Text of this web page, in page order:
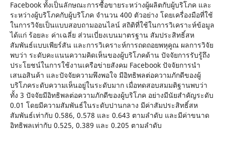
Facebook ทั้งเป็นลักษณะการซื้อขายระหว่างผู้ผลิตกับผู้บริโภค และ
ระหว่างผู้บริโภคกับผู้บริโภค จำนวน 400 ตัวอย่าง โดยเครื่องมือที่ใช้
ในการวิจัยเป็นแบบสอบถามออนไลน์ สถิติที่ใช้ในการวิเคราะห์ข้อมูล
ได้แก่ ร้อยละ ค่าเฉลี่ย ส่วนเบี่ยงเบนมาตรฐาน สัมประสิทธิ์สห
สัมพันธ์แบบเพียร์สัน และการวิเคราะห์การถดถอยพหุคูณ ผลการวิจัย
พบว่า ระดับคะแนนความคิดเห็นของผู้บริโภคด้าน ปัจจัยการรับรู้ถึง
ประโยชน์ในการใช้งานเครือข่ายสังคม Facebook ปัจจัยการนำ
เสนอสินค้า และปัจจัยความพึงพอใจ มีอิทธิพลต่อความภักดีของผู้
บริโภคระดับความเห็นอยู่ในระดับมาก เมื่อทดสอบสมมติฐานพบว่า
ทั้ง 3 ปัจจัยมีอิทธิพลต่อความภักดีของผู้บริโภค อย่างมีนัยสำคัญระดับ
0.01 โดยมีความสัมพันธ์ในระดับปานกลาง มีค่าสัมประสิทธิ์สห
สัมพันธ์เท่ากับ 0.586, 0.578 และ 0.643 ตามลำดับ และมีค่าขนาด
อิทธิพลเท่ากับ 0.525, 0.389 และ 0.205 ตามลำดับ